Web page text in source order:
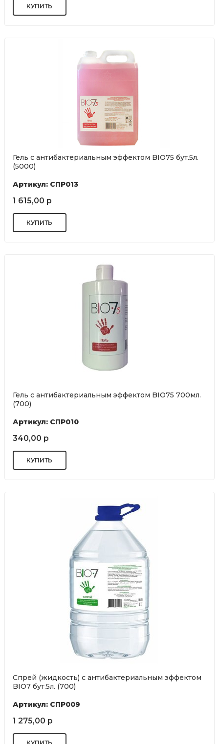
Гель с антибактериальным эффектом BIO75 бут.5л.
(5000)
Артикул: СПР013
1 615,00 р
Гель с антибактериальным эффектом BIO75 700мл.
(700)
Артикул: СПР010
340,00 р
Спрей (жидкость) с антибактериальным эффектом
BIO7 бут.5л. (700)
Артикул: СПР009
1 275,00 р